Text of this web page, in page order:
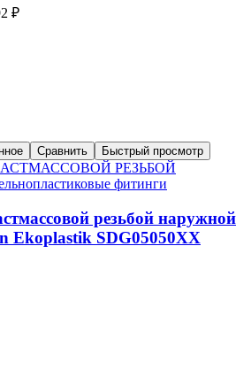
₽
Сравнить Быстрый просмотр
РЕЗЬБОЙ
фитинги
резьбой наружной
Ekoplastik SDG05050XX